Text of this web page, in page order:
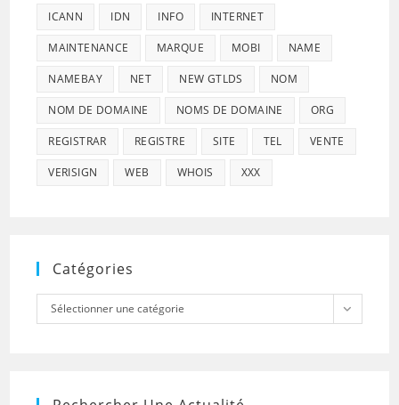
ICANN IDN INFO INTERNET
MAINTENANCE MARQUE MOBI NAME
NAMEBAY NET NEW GTLDS NOM
NOM DE DOMAINE NOMS DE DOMAINE ORG
REGISTRAR REGISTRE SITE TEL VENTE
VERISIGN WEB WHOIS XXX
Catégories
Catégories
Sélectionner une catégorie